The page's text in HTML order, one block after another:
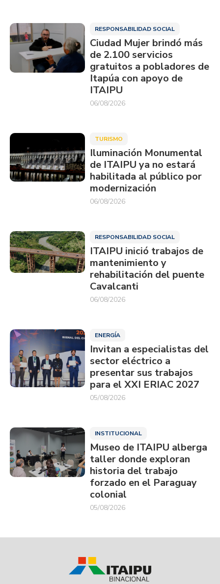
RESPONSABILIDAD SOCIAL
Ciudad Mujer brindó más
de 2.100 servicios
gratuitos a pobladores de
Itapúa con apoyo de
ITAIPU
06/08/2026
TURISMO
Iluminación Monumental
de ITAIPU ya no estará
habilitada al público por
modernización
06/08/2026
RESPONSABILIDAD SOCIAL
ITAIPU inició trabajos de
mantenimiento y
rehabilitación del puente
Cavalcanti
06/08/2026
ENERGÍA
Invitan a especialistas del
sector eléctrico a
presentar sus trabajos
para el XXI ERIAC 2027
05/08/2026
INSTITUCIONAL
Museo de ITAIPU alberga
taller donde exploran
historia del trabajo
forzado en el Paraguay
colonial
05/08/2026